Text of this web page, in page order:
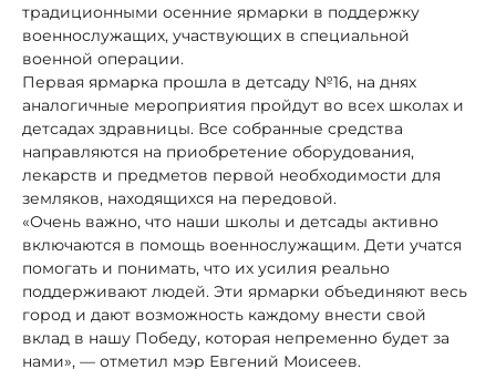
традиционными осенние ярмарки в поддержку
военнослужащих, участвующих в специальной
военной операции.
Первая ярмарка прошла в детсаду №16, на днях
аналогичные мероприятия пройдут во всех школах и
детсадах здравницы. Все собранные средства
направляются на приобретение оборудования,
лекарств и предметов первой необходимости для
земляков, находящихся на передовой.
«Очень важно, что наши школы и детсады активно
включаются в помощь военнослужащим. Дети учатся
помогать и понимать, что их усилия реально
поддерживают людей. Эти ярмарки объединяют весь
город и дают возможность каждому внести свой
вклад в нашу Победу, которая непременно будет за
нами», — отметил мэр Евгений Моисеев.